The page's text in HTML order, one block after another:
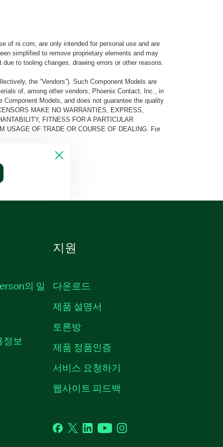
of ni.com, are only intended for personal use and are
simplified to remove proprietary elements and may
to tooling changes, drawing errors or other reasons.
the “Vendors”). Such Component Models are
of, among other vendors, Phoenix Contact, Inc., in
Models, and does not guarantee the quality
MAKE NO WARRANTIES, EXPRESS,
FITNESS FOR A PARTICULAR
USAGE OF TRADE OR COURSE OF DEALING. For
의 일
보
지원
다운로드
제품 설명서
토론방
제품 정품인증
서비스 요청하기
웹사이트 피드백
Facebook
TwitterLinkedInYouTubeInstagram